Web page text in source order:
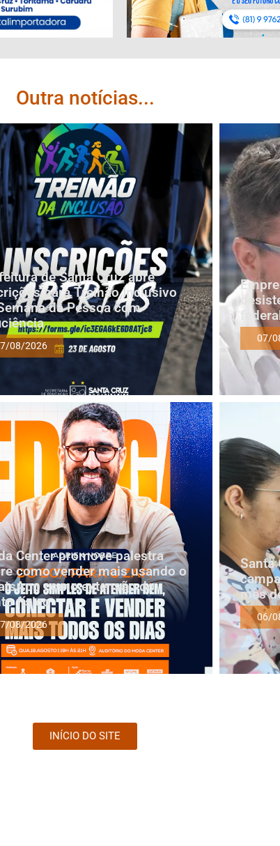
Outra notícias...
de Santa Cruz abre
para Treinão Inclusivo
da Pessoa com
08/2026
07/
Center promove palestra
como vender mais usando o
como extensão do
físico
08/2026
Santa
mês
06/
INÍCIO DO SITE